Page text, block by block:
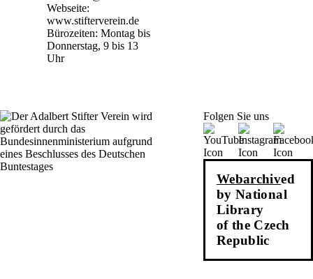
Webseite:
www.stifterverein.de
Bürozeiten: Montag bis
Donnerstag, 9 bis 13
Uhr
Folgen Sie uns
Webarchived
by National
Library
of the Czech
Republic